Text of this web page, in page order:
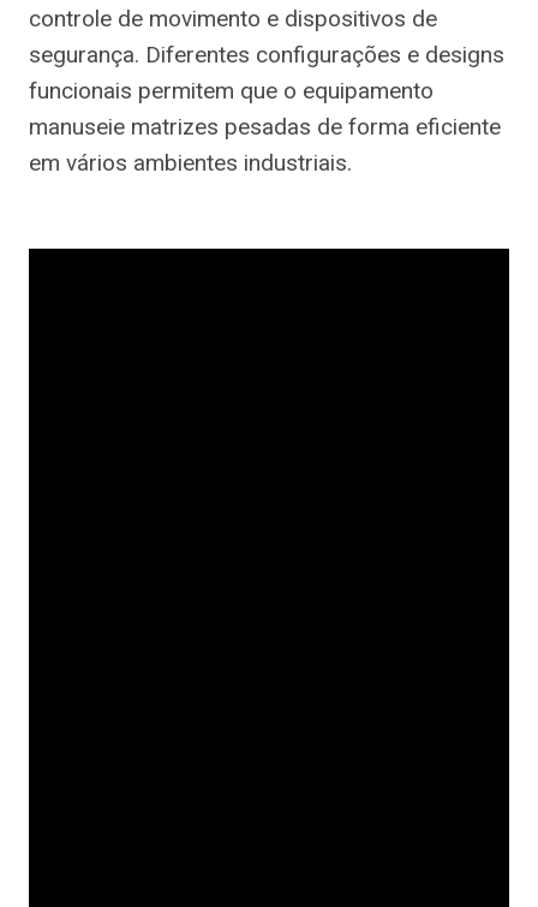
controle de movimento e dispositivos de
segurança. Diferentes configurações e designs
funcionais permitem que o equipamento
manuseie matrizes pesadas de forma eficiente
em vários ambientes industriais.